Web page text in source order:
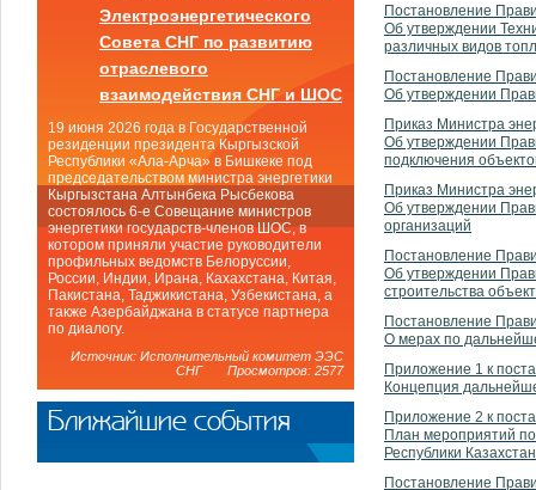
Постановление
Об утверждении
различных видов
Постановление
Об утверждении
Приказ Министра
Об утверждении
подключения
Приказ Министра
Об утверждении
организаций
Постановление
Об утверждении
строительства
Постановление
О мерах по
Приложение 1 к
Концепция
Приложение 2 к
План мероприятий
Республики Казахстан
Постановление
Электроэнергетического
Совета СНГ по развитию
отраслевого
взаимодействия СНГ и ШОС
19 июня 2026 года в Государственной
резиденции президента Кыргызской
Республики «Ала-Арча» в Бишкеке под
председательством министра энергетики
Кыргызстана Алтынбека Рысбекова
состоялось 6-е Совещание министров
энергетики государств-членов ШОС, в
котором приняли участие руководители
профильных ведомств Белоруссии,
России, Индии, Ирана, Кахахстана, Китая,
Пакистана, Таджикистана, Узбекистана, а
также Азербайджана в статусе партнера
по диалогу.
Источник: Исполнительный комитет ЭЭС
СНГ Просмотров: 2577
Ближайшие события